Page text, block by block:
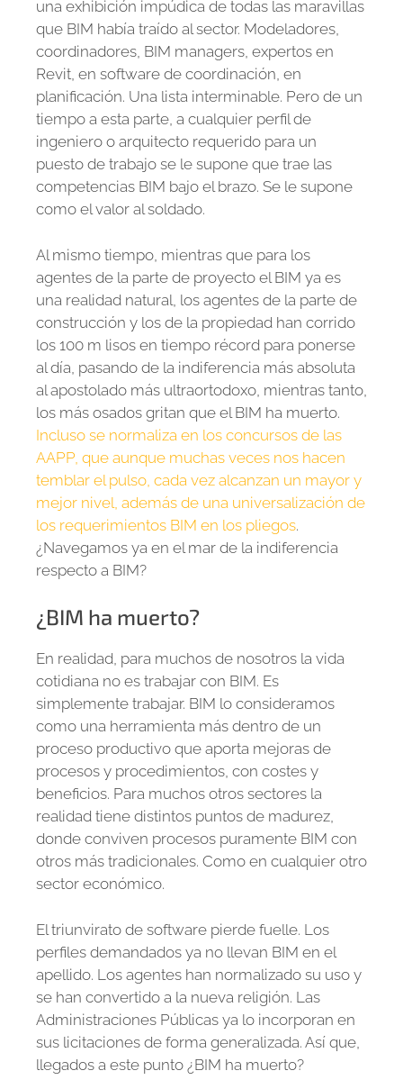
una exhibición impúdica de todas las maravillas
que BIM había traído al sector. Modeladores,
coordinadores, BIM managers, expertos en
Revit, en software de coordinación, en
planificación. Una lista interminable. Pero de un
tiempo a esta parte, a cualquier perfil de
ingeniero o arquitecto requerido para un
puesto de trabajo se le supone que trae las
competencias BIM bajo el brazo. Se le supone
como el valor al soldado.
Al mismo tiempo, mientras que para los
agentes de la parte de proyecto el BIM ya es
una realidad natural, los agentes de la parte de
construcción y los de la propiedad han corrido
los 100 m lisos en tiempo récord para ponerse
al día, pasando de la indiferencia más absoluta
al apostolado más ultraortodoxo, mientras tanto,
los más osados gritan que el BIM ha muerto.
Incluso se normaliza en los concursos de las
AAPP, que aunque muchas veces nos hacen
temblar el pulso, cada vez alcanzan un mayor y
mejor nivel, además de una universalización de
los requerimientos BIM en los pliegos.
¿Navegamos ya en el mar de la indiferencia
respecto a BIM?
¿BIM ha muerto?
En realidad, para muchos de nosotros la vida
cotidiana no es trabajar con BIM. Es
simplemente trabajar. BIM lo consideramos
como una herramienta más dentro de un
proceso productivo que aporta mejoras de
procesos y procedimientos, con costes y
beneficios. Para muchos otros sectores la
realidad tiene distintos puntos de madurez,
donde conviven procesos puramente BIM con
otros más tradicionales. Como en cualquier otro
sector económico.
El triunvirato de software pierde fuelle. Los
perfiles demandados ya no llevan BIM en el
apellido. Los agentes han normalizado su uso y
se han convertido a la nueva religión. Las
Administraciones Públicas ya lo incorporan en
sus licitaciones de forma generalizada. Así que,
llegados a este punto ¿BIM ha muerto?